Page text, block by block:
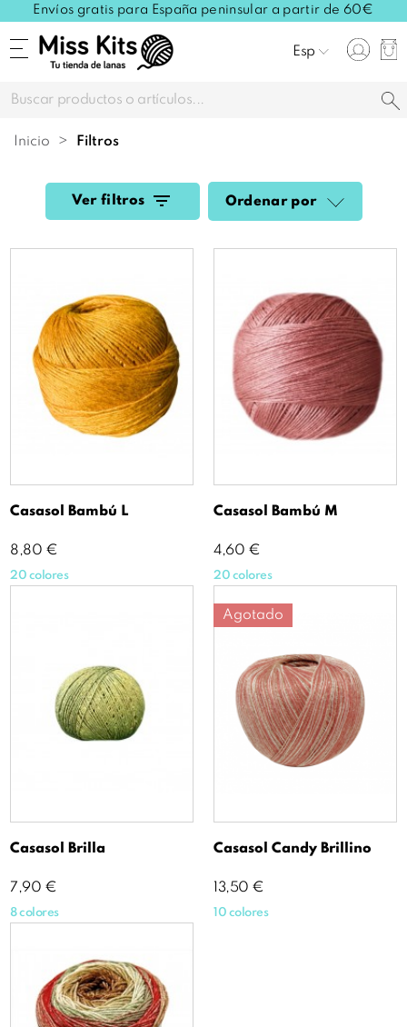
Envíos gratis para España peninsular a partir de 60€
Esp
Inicio filtros
Ver filtros Ordenar por
Casasol Bambú L
Precio
8,80 €
20 colores
Casasol Bambú M
Precio
4,60 €
20 colores
Casasol Brilla
Precio
7,90 €
8 colores
Casasol Candy Brillino
Precio
13,50 €
10 colores
Agotado